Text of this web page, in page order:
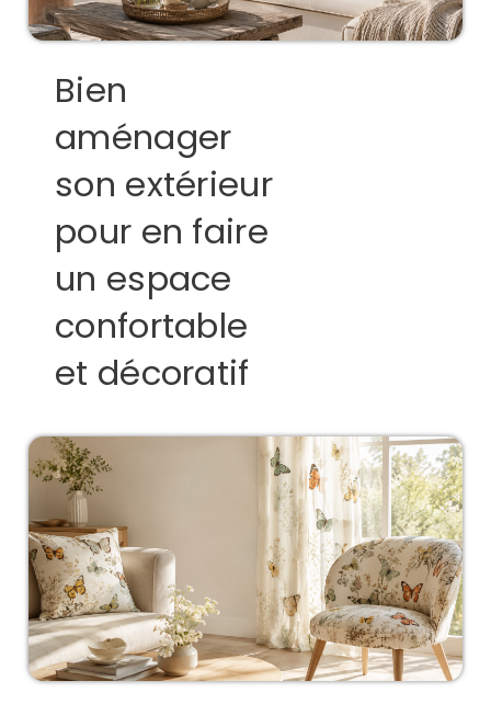
Bien
aménager
son extérieur
pour en faire
un espace
confortable
et décoratif